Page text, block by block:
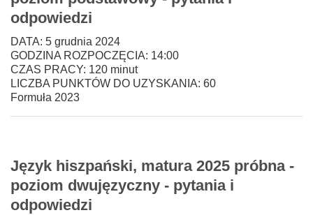
odpowiedzi
DATA: 5 grudnia 2024
GODZINA ROZPOCZĘCIA: 14:00
CZAS PRACY: 120 minut
LICZBA PUNKTÓW DO UZYSKANIA: 60
Formuła 2023
Język hiszpański, matura 2025 próbna -
poziom dwujęzyczny - pytania i
odpowiedzi